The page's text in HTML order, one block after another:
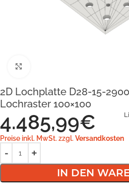
2D Lochplatte D28-15-
Lochraster 100×100
4.485,99€
Preise inkl. MwSt. zzgl. Versandkosten
IN DEN